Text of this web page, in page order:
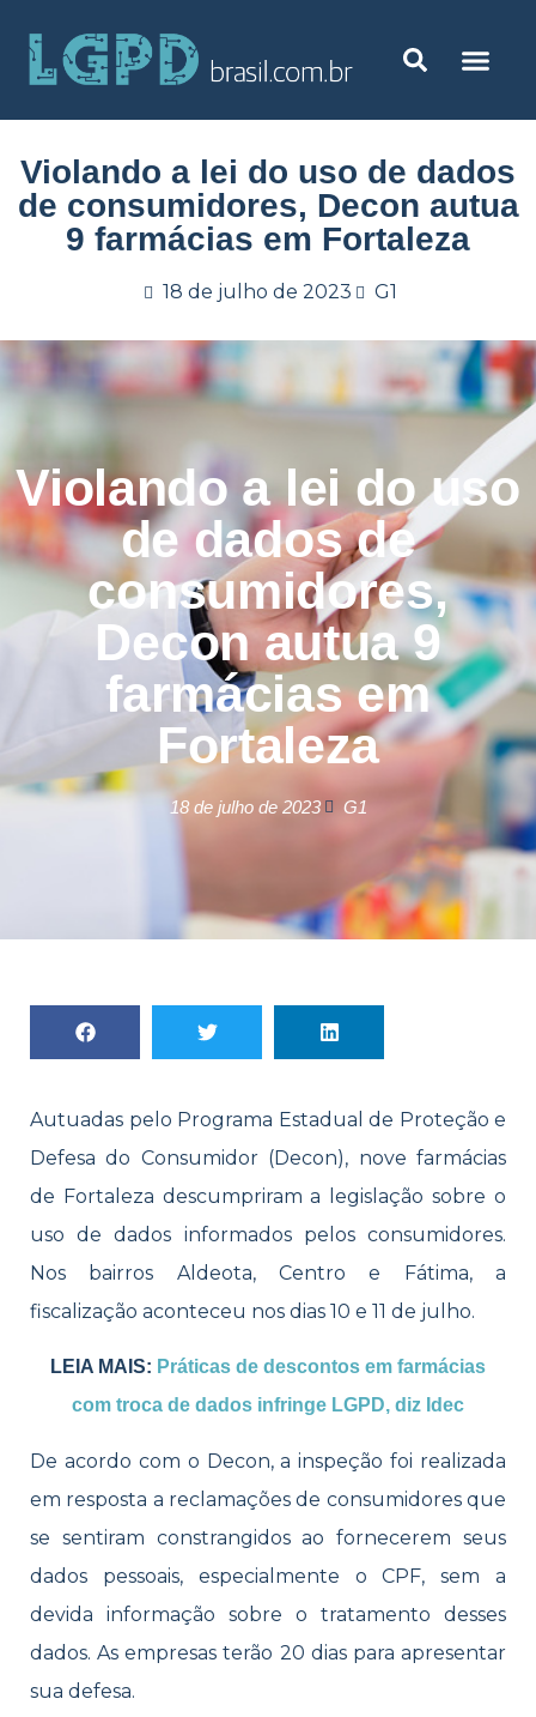
Violando a lei do uso de dados
de consumidores, Decon autua
9 farmácias em Fortaleza
18 de julho de 2023 G1
Violando a lei do uso
de dados de
consumidores,
Decon autua 9
farmácias em
Fortaleza
18 de julho de 2023 G1
Autuadas pelo Programa Estadual de Proteção e
Defesa do Consumidor (Decon), nove farmácias
de Fortaleza descumpriram a legislação sobre o
uso de dados informados pelos consumidores.
Nos bairros Aldeota, Centro e Fátima, a
fiscalização aconteceu nos dias 10 e 11 de julho.
LEIA MAIS: Práticas de descontos em farmácias
com troca de dados infringe LGPD, diz Idec
De acordo com o Decon, a inspeção foi realizada
em resposta a reclamações de consumidores que
se sentiram constrangidos ao fornecerem seus
dados pessoais, especialmente o CPF, sem a
devida informação sobre o tratamento desses
dados. As empresas terão 20 dias para apresentar
sua defesa.